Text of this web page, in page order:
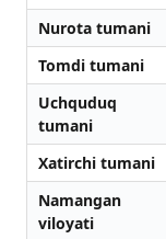
Nurota tumani
Tomdi tumani
Uchquduq
tumani
Xatirchi tumani
Namangan
viloyati